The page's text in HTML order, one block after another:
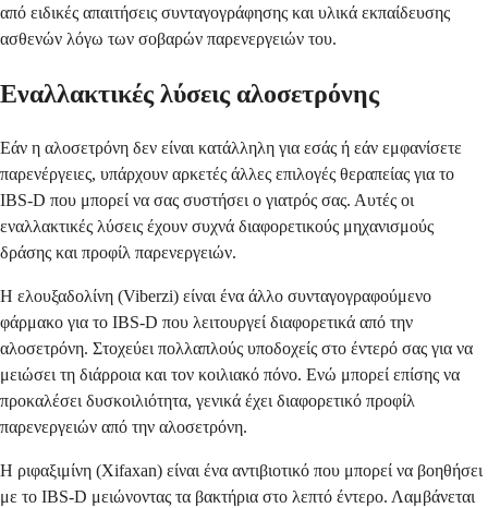
από ειδικές απαιτήσεις συνταγογράφησης και υλικά εκπαίδευσης
ασθενών λόγω των σοβαρών παρενεργειών του.
Εναλλακτικές λύσεις αλοσετρόνης
Εάν η αλοσετρόνη δεν είναι κατάλληλη για εσάς ή εάν εμφανίσετε
παρενέργειες, υπάρχουν αρκετές άλλες επιλογές θεραπείας για το
IBS-D που μπορεί να σας συστήσει ο γιατρός σας. Αυτές οι
εναλλακτικές λύσεις έχουν συχνά διαφορετικούς μηχανισμούς
δράσης και προφίλ παρενεργειών.
Η ελουξαδολίνη (Viberzi) είναι ένα άλλο συνταγογραφούμενο
φάρμακο για το IBS-D που λειτουργεί διαφορετικά από την
αλοσετρόνη. Στοχεύει πολλαπλούς υποδοχείς στο έντερό σας για να
μειώσει τη διάρροια και τον κοιλιακό πόνο. Ενώ μπορεί επίσης να
προκαλέσει δυσκοιλιότητα, γενικά έχει διαφορετικό προφίλ
παρενεργειών από την αλοσετρόνη.
Η ριφαξιμίνη (Xifaxan) είναι ένα αντιβιοτικό που μπορεί να βοηθήσει
με το IBS-D μειώνοντας τα βακτήρια στο λεπτό έντερο. Λαμβάνεται